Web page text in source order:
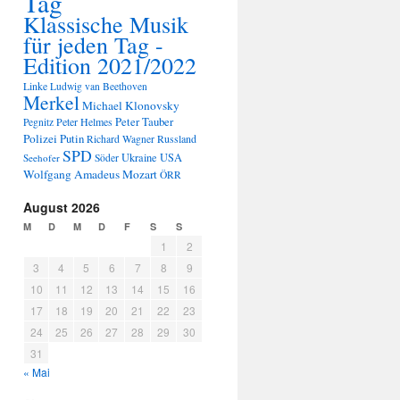
Klassische Musik
für jeden Tag -
Edition 2021/2022
Linke Ludwig van Beethoven
MerkelMichael Klonovsky
Pegnitz Peter HelmesPeter Tauber
PolizeiPutin Richard Wagner Russland
Seehofer SPD Söder Ukraine USA
Wolfgang Amadeus Mozart ÖRR
August 2026
M D M D F S S
1
2
3
4 5 6 7 8
9
10
11 12 13 14 15
16
17
18 19 20 21 22
23
24
25 26 27 28 29
30
31
« Mai